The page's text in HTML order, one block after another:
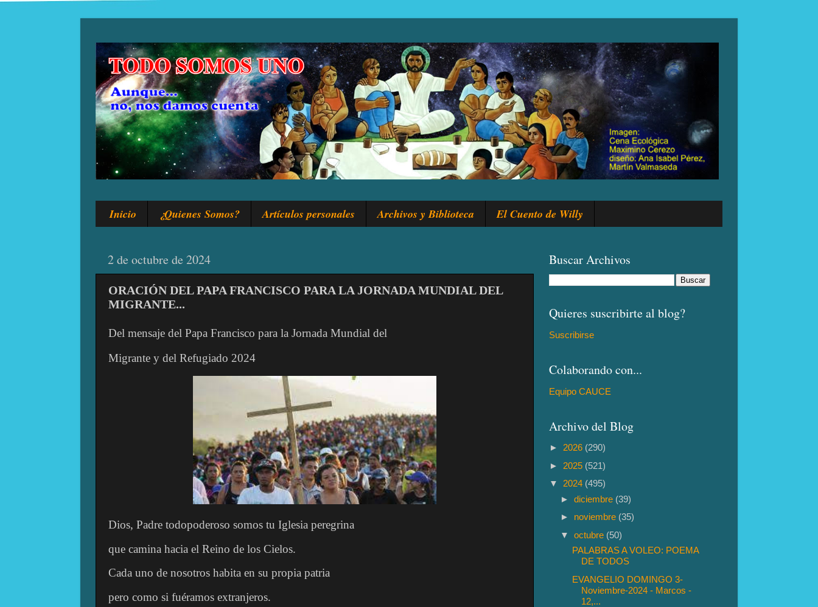
Inicio ¿Quienes Somos? Artículos personales Archivos y Biblioteca El Cuento de Willy
2 de octubre de 2024
ORACIÓN DEL PAPA FRANCISCO PARA LA JORNADA MUNDIAL DEL
MIGRANTE...
Del mensaje del Papa Francisco para la Jornada Mundial del
Migrante y del Refugiado 2024
Dios, Padre todopoderoso somos tu Iglesia peregrina
que camina hacia el Reino de los Cielos.
Cada uno de nosotros habita en su propia patria
pero como si fuéramos extranjeros.
Buscar Archivos
Quieres suscribirte al blog?
Suscribirse
Colaborando con...
Equipo CAUCE
Archivo del Blog
► 2026 (290)
► 2025 (521)
▼ 2024 (495)
►diciembre (39)
► noviembre (35)
▼octubre (50)
PALABRAS A VOLEO: POEMA
DE TODOS
EVANGELIO DOMINGO 3-
Noviembre-2024 - Marcos -
12,...